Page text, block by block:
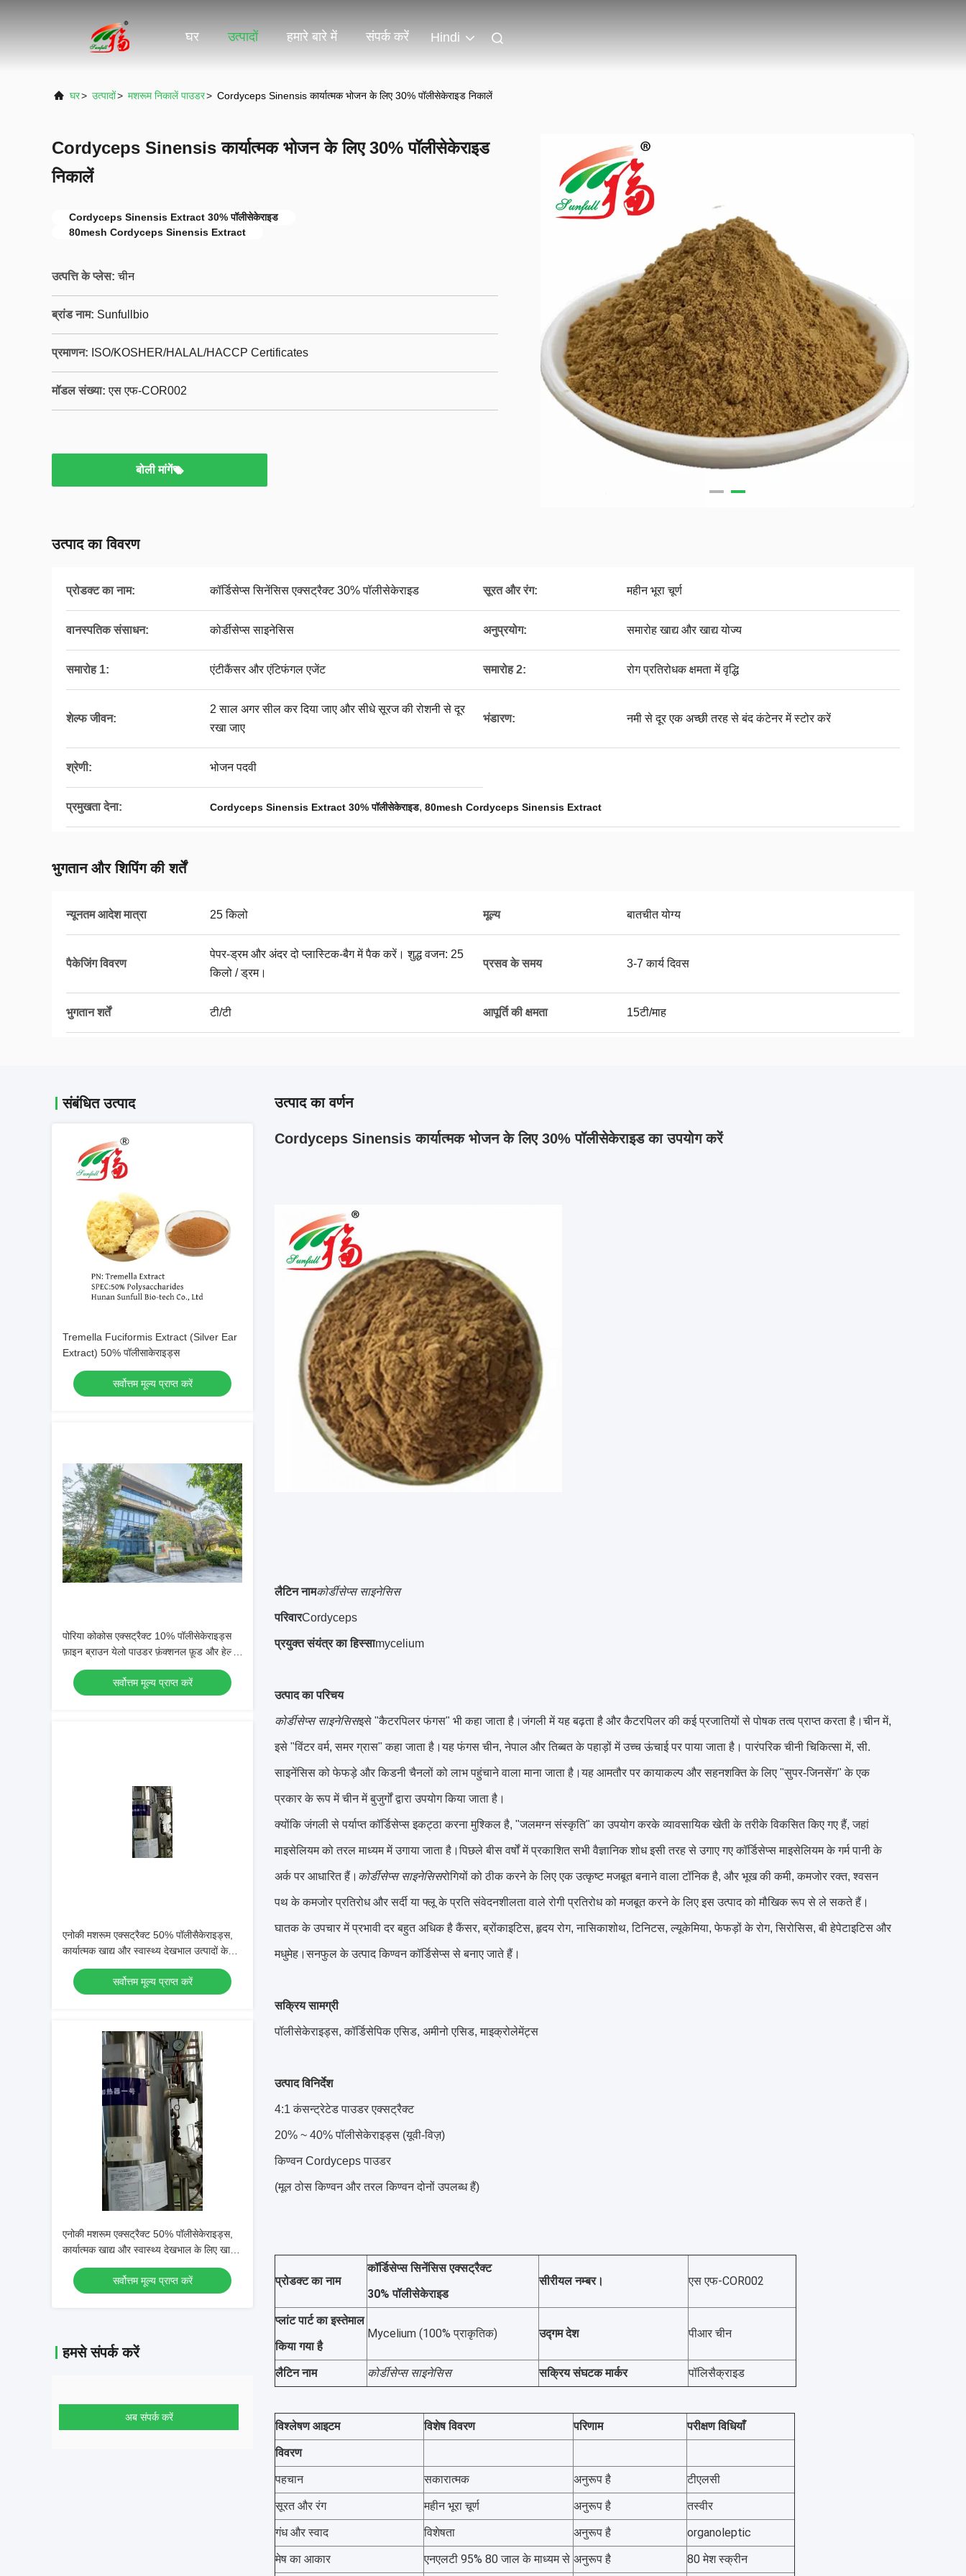
घर उत्पादों हमारे बारे में संपर्क करें Hindi
घर> उत्पादों> मशरूम निकालें पाउडर> Cordyceps Sinensis कार्यात्मक भोजन के लिए 30% पॉलीसेकेराइड निकालें
Cordyceps Sinensis कार्यात्मक भोजन के लिए 30% पॉलीसेकेराइड
निकालें
Cordyceps Sinensis Extract 30% पॉलीसेकेराइड
80mesh Cordyceps Sinensis Extract
उत्पत्ति के प्लेस: चीन
ब्रांड नाम: Sunfullbio
प्रमाणन: ISO/KOSHER/HALAL/HACCP Certificates
मॉडल संख्या: एस एफ-COR002
बोली मांगें
उत्पाद का विवरण
प्रोडक्ट का नाम: कॉर्डिसेप्स सिनेंसिस एक्सट्रैक्ट 30% पॉलीसेकेराइड सूरत और रंग: महीन भूरा चूर्ण
वानस्पतिक संसाधन: कोर्डीसेप्स साइनेसिस अनुप्रयोग: समारोह खाद्य और खाद्य योज्य
समारोह 1: एंटीकैंसर और एंटिफंगल एजेंट समारोह 2: रोग प्रतिरोधक क्षमता में वृद्धि
शेल्फ जीवन:
2 साल अगर सील कर दिया जाए और सीधे सूरज की रोशनी से दूर
रखा जाए
भंडारण: नमी से दूर एक अच्छी तरह से बंद कंटेनर में स्टोर करें
श्रेणी: भोजन पदवी
प्रमुखता देना: Cordyceps Sinensis Extract 30% पॉलीसेकेराइड, 80mesh Cordyceps Sinensis Extract
भुगतान और शिपिंग की शर्तें
न्यूनतम आदेश मात्रा 25 किलो मूल्य बातचीत योग्य
पैकेजिंग विवरण
पेपर-ड्रम और अंदर दो प्लास्टिक-बैग में पैक करें। शुद्ध वजन: 25
किलो / ड्रम।
प्रसव के समय 3-7 कार्य दिवस
भुगतान शर्तें टी/टी आपूर्ति की क्षमता 15टी/माह
संबंधित उत्पाद
Tremella Fuciformis Extract (Silver Ear
Extract) 50% पॉलीसाकेराइड्स
सर्वोत्तम मूल्य प्राप्त करें
पोरिया कोकोस एक्सट्रैक्ट 10% पॉलीसेकेराइड्स
फ़ाइन ब्राउन येलो पाउडर फ़ंक्शनल फ़ूड और हेल्थ
केयर के लिए
सर्वोत्तम मूल्य प्राप्त करें
एनोकी मशरूम एक्सट्रैक्ट 50% पॉलीसैकेराइड्स,
कार्यात्मक खाद्य और स्वास्थ्य देखभाल उत्पादों के
लिए खाद्य ग्रेड, पानी में घुलनशील
सर्वोत्तम मूल्य प्राप्त करें
एनोकी मशरूम एक्सट्रैक्ट 50% पॉलीसेकेराइड्स,
कार्यात्मक खाद्य और स्वास्थ्य देखभाल के लिए खाद्य
ग्रेड, पानी में घुलनशील
सर्वोत्तम मूल्य प्राप्त करें
हमसे संपर्क करें
अब संपर्क करें
उत्पाद का वर्णन
Cordyceps Sinensis कार्यात्मक भोजन के लिए 30% पॉलीसेकेराइड का उपयोग करें
लैटिन नामकोर्डीसेप्स साइनेसिस
परिवारCordyceps
प्रयुक्त संयंत्र का हिस्साmycelium
उत्पाद का परिचय
कोर्डीसेप्स साइनेसिसइसे "कैटरपिलर फंगस" भी कहा जाता है।जंगली में यह बढ़ता है और कैटरपिलर की कई प्रजातियों से पोषक तत्व प्राप्त करता है।चीन में,
इसे "विंटर वर्म, समर ग्रास" कहा जाता है।यह फंगस चीन, नेपाल और तिब्बत के पहाड़ों में उच्च ऊंचाई पर पाया जाता है। पारंपरिक चीनी चिकित्सा में, सी.
साइनेंसिस को फेफड़े और किडनी चैनलों को लाभ पहुंचाने वाला माना जाता है।यह आमतौर पर कायाकल्प और सहनशक्ति के लिए "सुपर-जिनसेंग" के एक
प्रकार के रूप में चीन में बुजुर्गों द्वारा उपयोग किया जाता है।
क्योंकि जंगली से पर्याप्त कॉर्डिसेप्स इकट्ठा करना मुश्किल है, "जलमग्न संस्कृति" का उपयोग करके व्यावसायिक खेती के तरीके विकसित किए गए हैं, जहां
माइसेलियम को तरल माध्यम में उगाया जाता है।पिछले बीस वर्षों में प्रकाशित सभी वैज्ञानिक शोध इसी तरह से उगाए गए कॉर्डिसेप्स माइसेलियम के गर्म पानी के
अर्क पर आधारित हैं। कोर्डीसेप्स साइनेसिसरोगियों को ठीक करने के लिए एक उत्कृष्ट मजबूत बनाने वाला टॉनिक है, और भूख की कमी, कमजोर रक्त, श्वसन
पथ के कमजोर प्रतिरोध और सर्दी या फ्लू के प्रति संवेदनशीलता वाले रोगी प्रतिरोध को मजबूत करने के लिए इस उत्पाद को मौखिक रूप से ले सकते हैं।
घातक के उपचार में प्रभावी दर बहुत अधिक है कैंसर, ब्रोंकाइटिस, हृदय रोग, नासिकाशोथ, टिनिटस, ल्यूकेमिया, फेफड़ों के रोग, सिरोसिस, बी हेपेटाइटिस और
मधुमेह।सनफुल के उत्पाद किण्वन कॉर्डिसेप्स से बनाए जाते हैं।
सक्रिय सामग्री
पॉलीसेकेराइड्स, कॉर्डिसेपिक एसिड, अमीनो एसिड, माइक्रोलेमेंट्स
उत्पाद विनिर्देश
4:1 कंसन्ट्रेटेड पाउडर एक्सट्रैक्ट
20% ~ 40% पॉलीसेकेराइड्स (यूवी-विज़)
किण्वन Cordyceps पाउडर
(मूल ठोस किण्वन और तरल किण्वन दोनों उपलब्ध हैं)
प्रोडक्ट का नाम
कॉर्डिसेप्स सिनेंसिस एक्सट्रैक्ट
30% पॉलीसेकेराइड
सीरीयल नम्बर। एस एफ-COR002
प्लांट पार्ट का इस्तेमाल
किया गया है
Mycelium (100% प्राकृतिक) उद्गम देश पीआर चीन
लैटिन नाम कोर्डीसेप्स साइनेसिस सक्रिय संघटक मार्कर पॉलिसैक्राइड
विश्लेषण आइटम विशेष विवरण परिणाम
परीक्षण विधियाँ
विवरण
पहचान
सकारात्मक अनुरूप है
टीएलसी
सूरत और रंग
महीन भूरा चूर्ण अनुरूप है
तस्वीर
गंध और स्वाद
विशेषता अनुरूप है
organoleptic
मेष का आकार
एनएलटी 95% 80 जाल के माध्यम से अनुरूप है 80 मेश स्क्रीन